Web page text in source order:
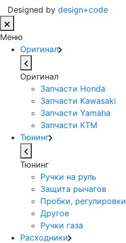
Designed by design+code
Меню
Оригинал
Оригинал
Запчасти Honda
Запчасти Kawasaki
Запчасти Yamaha
Запчасти КТМ
Тюнинг
Тюнинг
Ручки на руль
Защита рычагов
Пробки, регулировки
Другое
Ручки газа
Расходники